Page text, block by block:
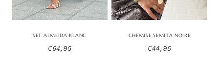
SET ALMEIDA BLANC
€64,95
CHEMISE SEMITA NOIRE
€ 44,95